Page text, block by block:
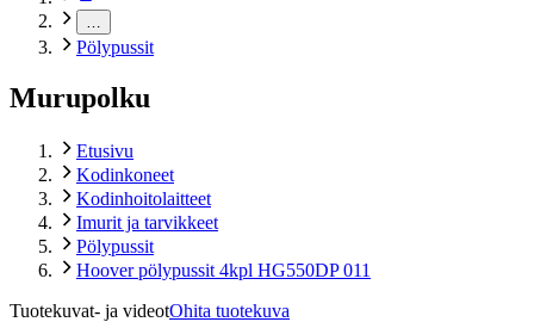
Pölypussit
Murupolku
Etusivu
Kodinkoneet
Kodinhoitolaitteet
Imurit ja tarvikkeet
Pölypussit
Hoover pölypussit 4kpl HG550DP 011
Tuotekuvat- ja videotOhita tuotekuva